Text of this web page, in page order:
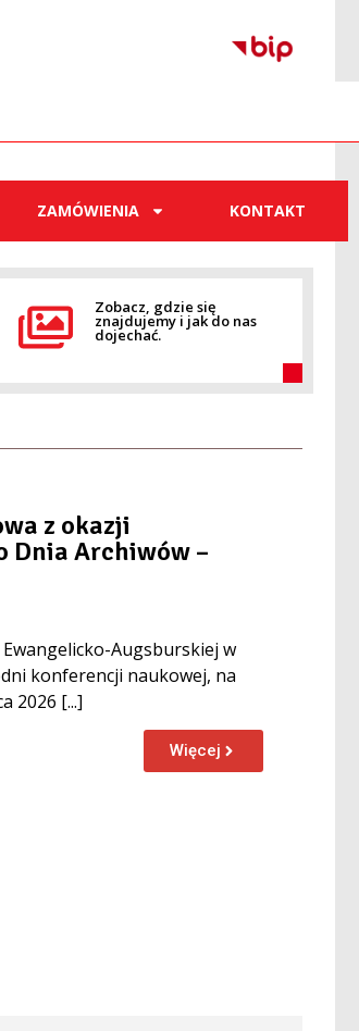
ZAMÓWIENIA KONTAKT
Zobacz, gdzie się
znajdujemy i jak do nas
dojechać.
z okazji
Dnia Archiwów –
Augsburskiej w
konferencji naukowej, na
2026 [...]
Więcej